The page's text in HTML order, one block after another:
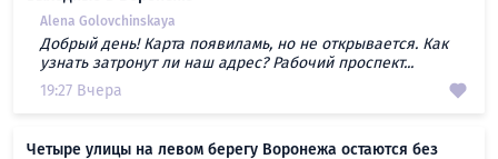
Alena Golovchinskaya
Добрый день! Карта появиламь, но не открывается. Как
узнать затронут ли наш адрес? Рабочий проспект...
19:27 Вчера
Четыре улицы на левом берегу Воронежа остаются без